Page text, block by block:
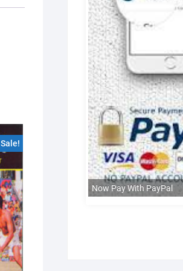
Sale!
Now Pay With PayPal